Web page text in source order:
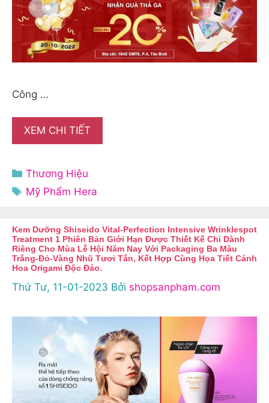
Công …
XEM CHI TIẾT
Danh
mục
Thương Hiệu
Thẻ
Mỹ Phẩm Hera
Kem Dưỡng Shiseido Vital-Perfection Intensive Wrinklespot
Treatment 1 Phiên Bản Giới Hạn Được Thiết Kế Chỉ Dành
Riêng Cho Mùa Lễ Hội Năm Nay Với Packaging Ba Màu
Trắng-Đỏ-Vàng Nhũ Tươi Tắn, Kết Hợp Cùng Họa Tiết Cánh
Hoa Origami Độc Đáo.
Thứ Tư, 11-01-2023 Bởi shopsanpham.com